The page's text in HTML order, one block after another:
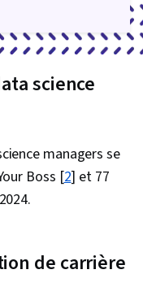
science
managers se
Boss [2] et 77
de carrière